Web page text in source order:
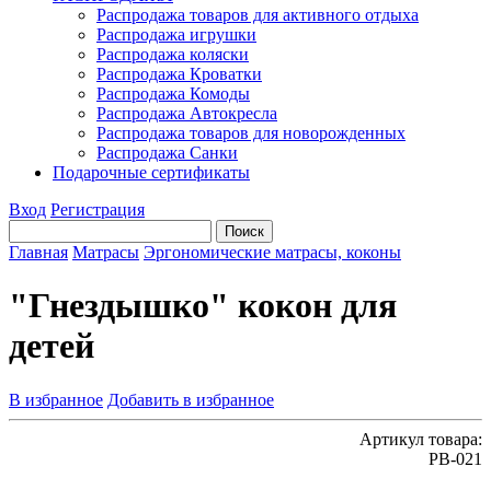
Распродажа товаров для активного отдыха
Распродажа игрушки
Распродажа коляски
Распродажа Кроватки
Распродажа Комоды
Распродажа Автокресла
Распродажа товаров для новорожденных
Распродажа Санки
Подарочные сертификаты
Вход Регистрация
Главная Матрасы Эргономические матрасы, коконы
"Гнездышко" кокон для
детей
В избранное Добавить в избранное
Артикул товара:
РВ-021